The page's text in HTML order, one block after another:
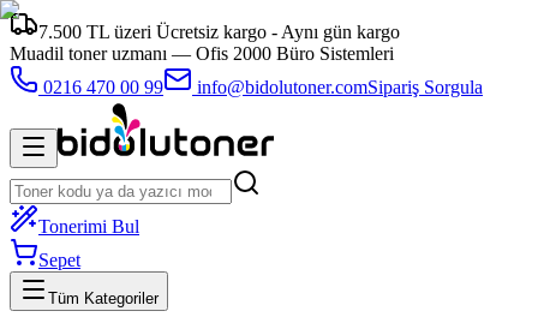
7.500 TL üzeri Ücretsiz kargo - Aynı gün kargo
Muadil toner uzmanı — Ofis 2000 Büro Sistemleri
0216 470 00 99
info@bidolutoner.comSipariş Sorgula
Tonerimi Bul
Sepet
Tüm Kategoriler